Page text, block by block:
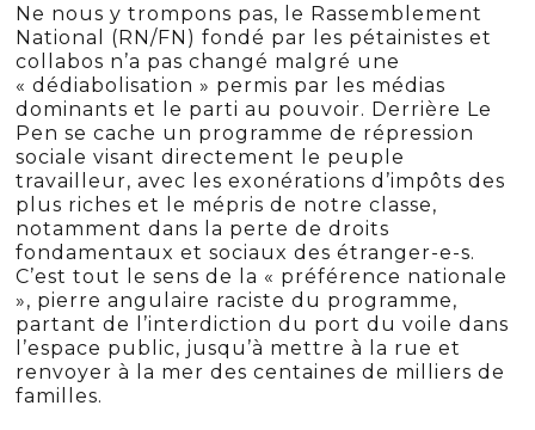
Ne nous y trompons pas, le Rassemblement
National (RN/FN) fondé par les pétainistes et
collabos n’a pas changé malgré une
« dédiabolisation » permis par les médias
dominants et le parti au pouvoir. Derrière Le
Pen se cache un programme de répression
sociale visant directement le peuple
travailleur, avec les exonérations d’impôts des
plus riches et le mépris de notre classe,
notamment dans la perte de droits
fondamentaux et sociaux des étranger-e-s.
C’est tout le sens de la « préférence nationale
», pierre angulaire raciste du programme,
partant de l’interdiction du port du voile dans
l’espace public, jusqu’à mettre à la rue et
renvoyer à la mer des centaines de milliers de
familles.